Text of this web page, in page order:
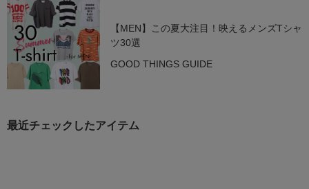
【MEN】この夏大注目！映えるメンズTシャ
ツ30選
GOOD THINGS GUIDE
最近チェックしたアイテム